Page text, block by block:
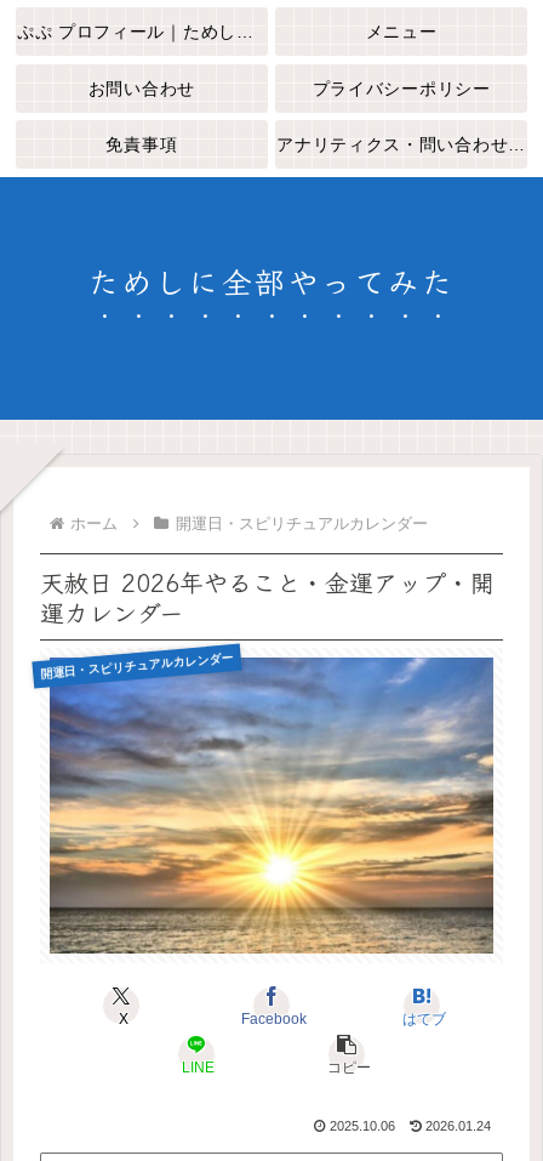
ためしに全部やってみた
ぷぷ プロフィール｜ためしに全部やってみた メニュー
お問い合わせ プライバシーポリシー
免責事項
ホーム 開運日・スピリチュアルカレンダー
天赦日 2026年やること・金運アップ・開
運カレンダー
開運日・スピリチュアルカレンダー
X Facebook はてブ
LINE コピー
2025.10.06 2026.01.24